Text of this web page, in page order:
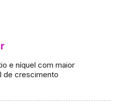
e níquel com maior
de crescimento